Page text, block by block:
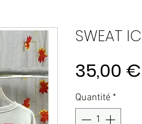
SWEAT
35,00 €
Quantité *